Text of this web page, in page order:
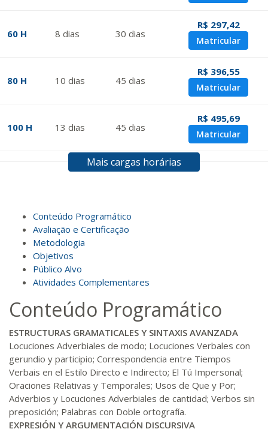
60 H 8 dias 30 dias
R$ 297,42
Matricular
80 H 10 dias 45 dias
R$ 396,55
Matricular
100 H 13 dias 45 dias
R$ 495,69
Matricular
dias 60dias
140 H 18dias 60dias
160 H 20dias
180 H 23dias 90dias
R$ 892,23
200 H 25dias 90dias
R$ 991,36
Matricular
220 H 28dias 90dias
R$ 1.090,51
Mais cargas horárias
Conteúdo Programático
Avaliação e Certificação
Metodologia
Objetivos
Público Alvo
Atividades Complementares
Conteúdo Programático
ESTRUCTURAS GRAMATICALES Y SINTAXIS AVANZADA
Locuciones Adverbiales de modo; Locuciones Verbales con
gerundio y participio; Correspondencia entre Tiempos
Verbais en el Estilo Directo e Indirecto; El Tú Impersonal;
Oraciones Relativas y Temporales; Usos de Que y Por;
Adverbios y Locuciones Adverbiales de cantidad; Verbos sin
preposición; Palabras con Doble ortografía.
EXPRESIÓN Y ARGUMENTACIÓN DISCURSIVA